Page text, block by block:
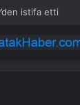
istifa etti